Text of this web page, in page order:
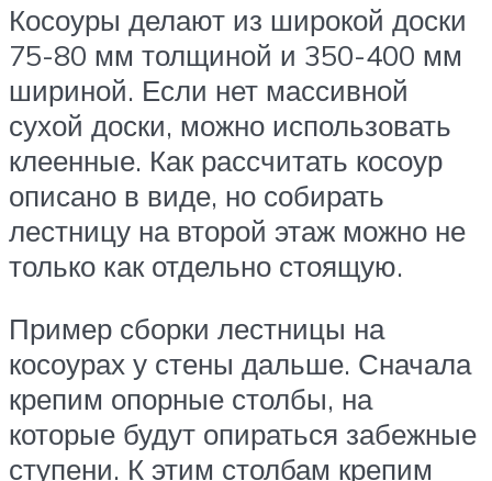
Косоуры делают из широкой доски
75-80 мм толщиной и 350-400 мм
шириной. Если нет массивной
сухой доски, можно использовать
клеенные. Как рассчитать косоур
описано в виде, но собирать
лестницу на второй этаж можно не
только как отдельно стоящую.
Пример сборки лестницы на
косоурах у стены дальше. Сначала
крепим опорные столбы, на
которые будут опираться забежные
ступени. К этим столбам крепим